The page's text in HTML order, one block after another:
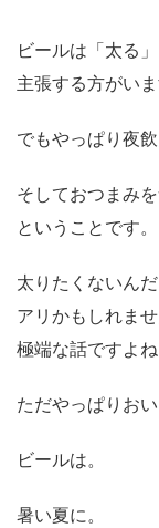
ビールは「太る
主張する方がいま
でもやっぱり夜
そしておつまみ
ということです。
太りたくないん
アリかもしれま
極端な話ですよ
ただやっぱりお
ビールは。
暑い夏に。